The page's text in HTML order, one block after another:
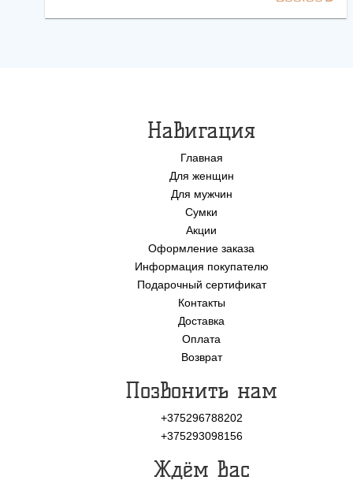
Навигация
Главная
Для женщин
Для мужчин
Сумки
Акции
Оформление заказа
Информация покупателю
Подарочный сертификат
Контакты
Доставка
Оплата
Возврат
Позвонить нам
+375296788202
+375293098156
Ждём Вас